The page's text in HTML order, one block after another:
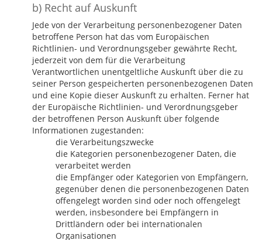
b) Recht auf Auskunft
Jede von der Verarbeitung personenbezogener Daten
betroffene Person hat das vom Europäischen
Richtlinien- und Verordnungsgeber gewährte Recht,
jederzeit von dem für die Verarbeitung
Verantwortlichen unentgeltliche Auskunft über die zu
seiner Person gespeicherten personenbezogenen Daten
und eine Kopie dieser Auskunft zu erhalten. Ferner hat
der Europäische Richtlinien- und Verordnungsgeber
der betroffenen Person Auskunft über folgende
Informationen zugestanden:
die Verarbeitungszwecke
die Kategorien personenbezogener Daten, die
verarbeitet werden
die Empfänger oder Kategorien von Empfängern,
gegenüber denen die personenbezogenen Daten
offengelegt worden sind oder noch offengelegt
werden, insbesondere bei Empfängern in
Drittländern oder bei internationalen
Organisationen